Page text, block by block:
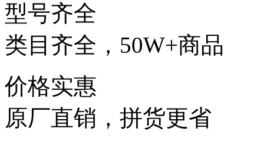
型号齐全
类目齐全，50W+商品
价格实惠
原厂直销，拼货更省